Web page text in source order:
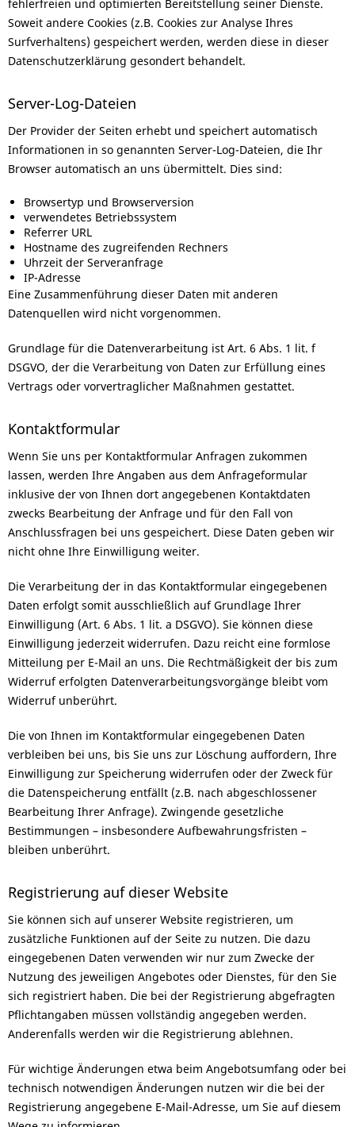
fehlerfreien und optimierten Bereitstellung seiner Dienste.
Soweit andere Cookies (z.B. Cookies zur Analyse Ihres
Surfverhaltens) gespeichert werden, werden diese in dieser
Datenschutzerklärung gesondert behandelt.
Server-Log-Dateien
Der Provider der Seiten erhebt und speichert automatisch
Informationen in so genannten Server-Log-Dateien, die Ihr
Browser automatisch an uns übermittelt. Dies sind:
Browsertyp und Browserversion
verwendetes Betriebssystem
Referrer URL
Hostname des zugreifenden Rechners
Uhrzeit der Serveranfrage
IP-Adresse
Eine Zusammenführung dieser Daten mit anderen
Datenquellen wird nicht vorgenommen.
Grundlage für die Datenverarbeitung ist Art. 6 Abs. 1 lit. f
DSGVO, der die Verarbeitung von Daten zur Erfüllung eines
Vertrags oder vorvertraglicher Maßnahmen gestattet.
Kontaktformular
Wenn Sie uns per Kontaktformular Anfragen zukommen
lassen, werden Ihre Angaben aus dem Anfrageformular
inklusive der von Ihnen dort angegebenen Kontaktdaten
zwecks Bearbeitung der Anfrage und für den Fall von
Anschlussfragen bei uns gespeichert. Diese Daten geben wir
nicht ohne Ihre Einwilligung weiter.
Die Verarbeitung der in das Kontaktformular eingegebenen
Daten erfolgt somit ausschließlich auf Grundlage Ihrer
Einwilligung (Art. 6 Abs. 1 lit. a DSGVO). Sie können diese
Einwilligung jederzeit widerrufen. Dazu reicht eine formlose
Mitteilung per E-Mail an uns. Die Rechtmäßigkeit der bis zum
Widerruf erfolgten Datenverarbeitungsvorgänge bleibt vom
Widerruf unberührt.
Die von Ihnen im Kontaktformular eingegebenen Daten
verbleiben bei uns, bis Sie uns zur Löschung auffordern, Ihre
Einwilligung zur Speicherung widerrufen oder der Zweck für
die Datenspeicherung entfällt (z.B. nach abgeschlossener
Bearbeitung Ihrer Anfrage). Zwingende gesetzliche
Bestimmungen – insbesondere Aufbewahrungsfristen –
bleiben unberührt.
Registrierung auf dieser Website
Sie können sich auf unserer Website registrieren, um
zusätzliche Funktionen auf der Seite zu nutzen. Die dazu
eingegebenen Daten verwenden wir nur zum Zwecke der
Nutzung des jeweiligen Angebotes oder Dienstes, für den Sie
sich registriert haben. Die bei der Registrierung abgefragten
Pflichtangaben müssen vollständig angegeben werden.
Anderenfalls werden wir die Registrierung ablehnen.
Für wichtige Änderungen etwa beim Angebotsumfang oder bei
technisch notwendigen Änderungen nutzen wir die bei der
Registrierung angegebene E-Mail-Adresse, um Sie auf diesem